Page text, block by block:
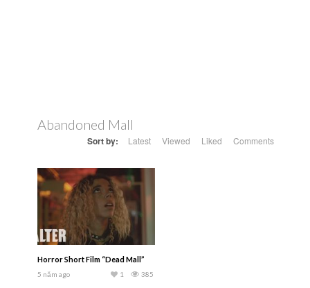
Abandoned Mall
Sort by: Latest Viewed Liked Comments
Horror Short Film “Dead Mall”
5 năm ago 385
1